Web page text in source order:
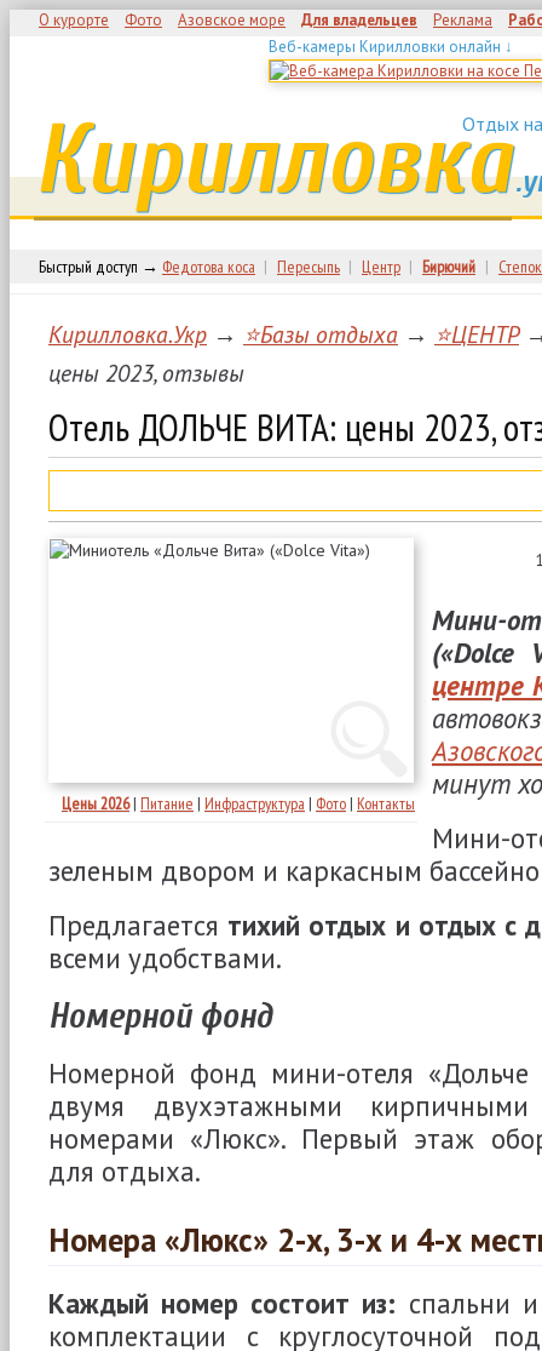
О курорте Фото Азовское море Для владельцев Реклама
Веб-камеры Кирилловки онлайн ↓
Отдых
Кирилловка
Быстрый доступ → Федотова коса | Пересыпь | Центр | Бирючий | Степок
Кирилловка.Укр → ⭐Базы отдыха → ⭐ЦЕНТР→
цены 2023, отзывы
Отель ДОЛЬЧЕ ВИТА: цены 2023,
Цены 2026| Питание | Инфраструктура | Фото | Контакты
Мини-
(«Dolce
центре
минут
Мини-
зеленым двором и каркасным
Предлагается тихий отдых и отдых с
всеми удобствами.
Номерной фонд
Номерной фонд мини-отеля «Дольче
двумя двухэтажными
номерами «Люкс». Первый этаж
для отдыха.
Номера «Люкс» 2-х, 3-х и 4-х
Каждый номер состоит из: спальни
комплектации с круглосуточной